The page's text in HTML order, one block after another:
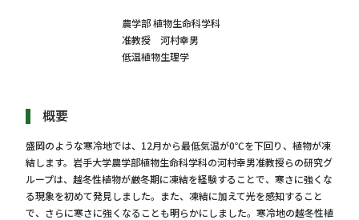
農学部 植物生命科学科
准教授 河村幸男
低温植物生理学
概要
盛岡のような寒冷地では、12月から最低気温が0℃を下回り、植物が凍
結します。岩手大学農学部植物生命科学科の河村幸男准教授らの研究グ
ループは、越冬性植物が厳冬期に凍結を経験することで、寒さに強くな
る現象を初めて発見しました。また、凍結に加えて光を感知すること
で、さらに寒さに強くなることも明らかにしました。寒冷地の越冬性植